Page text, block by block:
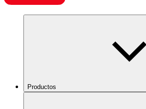
Productos